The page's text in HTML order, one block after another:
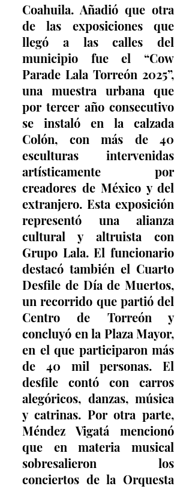
Coahuila. Añadió que otra
de las exposiciones que
llegó a las calles del
municipio fue el “Cow
Parade Lala Torreón 2025”,
una muestra urbana que
por tercer año consecutivo
se instaló en la calzada
Colón, con más de 40
esculturas intervenidas
artísticamente por
creadores de México y del
extranjero. Esta exposición
representó una alianza
cultural y altruista con
Grupo Lala. El funcionario
destacó también el Cuarto
Desfile de Día de Muertos,
un recorrido que partió del
Centro de Torreón y
concluyó en la Plaza Mayor,
en el que participaron más
de 40 mil personas. El
desfile contó con carros
alegóricos, danzas, música
y catrinas. Por otra parte,
Méndez Vigatá mencionó
que en materia musical
sobresalieron los
conciertos de la Orquesta